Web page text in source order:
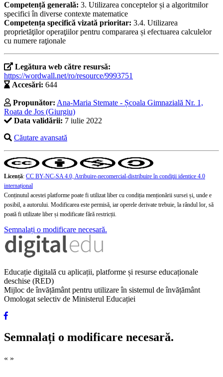
Competență generală: 3. Utilizarea conceptelor și a algoritmilor
specifici în diverse contexte matematice
Competența specifică vizată prioritar: 3.4. Utilizarea
proprietăţilor operaţiilor pentru compararea și efectuarea calculelor
cu numere raţionale
Legătura web către resursă:
https://wordwall.net/ro/resource/9993751
Accesări: 644
Propunător: Ana-Maria Stemate - Școala Gimnazială Nr. 1,
Roata de Jos (Giurgiu)
Data validării: 7 iulie 2022
Căutare avansată
Licență: CC BY-NC-SA 4.0, Atribuire-necomercial-distribuire în condiţii identice 4.0
internațional
Conținutul acestei platforme poate fi utilizat liber cu condiția menționării sursei și, unde e
posibil, a autorului. Modificarea este permisă, iar operele derivate trebuie, la rândul lor, să
poată fi utilizate liber și modificate fără restricții.
Semnalați o modificare necesară.
Educație digitală cu aplicații, platforme și resurse educaționale
deschise (RED)
Mijloc de învățământ pentru utilizare în sistemul de învățământ
Omologat selectiv de Ministerul Educației
Semnalați o modificare necesară.
« »